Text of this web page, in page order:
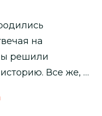
на
решили
Все же, …